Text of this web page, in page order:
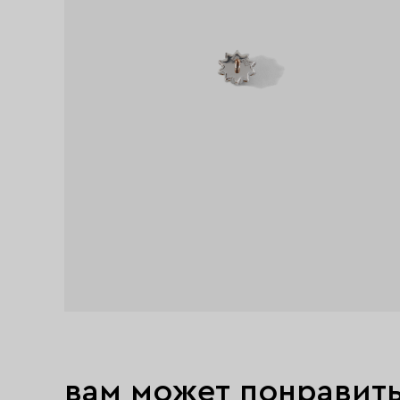
вам может